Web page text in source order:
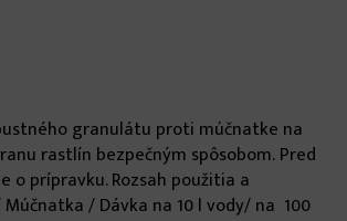
granulátu proti múčnatke na
rastlín bezpečným spôsobom. Pred
prípravku. Rozsah použitia a
/ Dávka na 10 l vody/ na 100